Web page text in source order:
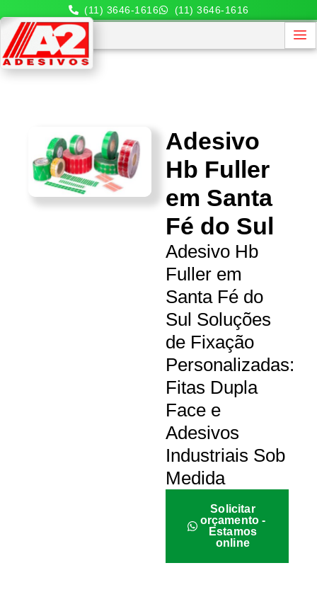
(11) 3646-1616 (11) 3646-1616
Adesivo
Hb Fuller
em Santa
Fé do Sul
Adesivo Hb
Fuller em
Santa Fé do
Sul Soluções
de Fixação
Personalizadas:
Fitas Dupla
Face e
Adesivos
Industriais Sob
Medida
Solicitar
orçamento -
Estamos
online